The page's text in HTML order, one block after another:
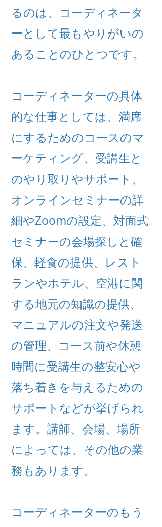
るのは、コーディネータ
ーとして最もやりがいの
あることのひとつです。
コーディネーターの具体
的な仕事としては、満席
にするためのコースのマ
ーケティング、受講生と
のやり取りやサポート、
オンラインセミナーの詳
細やZoomの設定、対面式
セミナーの会場探しと確
保、軽食の提供、レスト
ランやホテル、空港に関
する地元の知識の提供、
マニュアルの注文や発送
の管理、コース前や休憩
時間に受講生の整安心や
落ち着きを与えるための
サポートなどが挙げられ
ます。講師、会場、場所
によっては、その他の業
務もあります。
コーディネーターのもう